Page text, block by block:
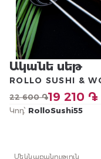
Ականե սեթ
22 600 ֏19 210 ֏
ROLLO SUSHI &
Կոդ՝ RolloSushi55
Մեկնաբանություն